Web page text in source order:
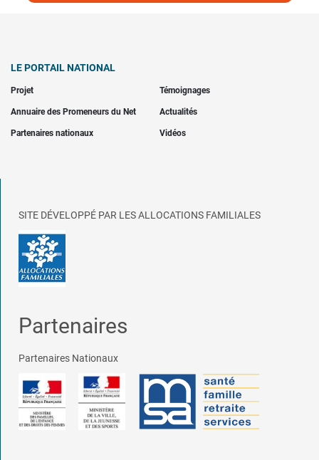
LE PORTAIL NATIONAL
Projet Témoignages
Annuaire des Promeneurs du Net Actualités
Partenaires nationaux Vidéos
SITE DÉVELOPPÉ PAR LES ALLOCATIONS FAMILIALES
Partenaires
Partenaires Nationaux